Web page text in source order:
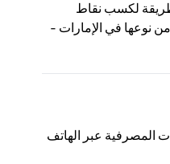
طريقة لكسب نقاط
من نوعها في الإمارات -
المصرفية عبر الهاتف